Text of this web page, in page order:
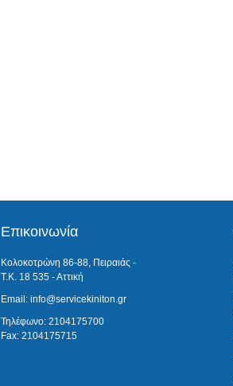
Επικοινωνία
Κολοκοτρώνη 86-88, Πειραιάς -
Τ.Κ. 18 535 - Αττική
Email: info@servicekiniton.gr
Τηλέφωνο: 2104175700
Fax: 2104175715